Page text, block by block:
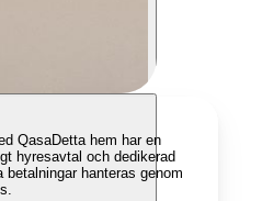
QasaDetta hem har en
hyresavtal och dedikerad
hanteras genom